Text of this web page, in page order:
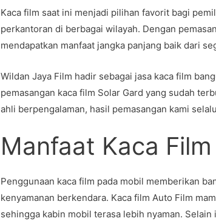
Kaca film saat ini menjadi pilihan favorit bagi
perkantoran di berbagai wilayah. Dengan
mendapatkan manfaat jangka panjang baik dari
Wildan Jaya Film hadir sebagai jasa kaca film
pemasangan kaca film Solar Gard yang sudah
ahli berpengalaman, hasil pemasangan kami
Manfaat Kaca
Penggunaan kaca film pada mobil memberikan
kenyamanan berkendara. Kaca film Auto Film
sehingga kabin mobil terasa lebih nyaman.